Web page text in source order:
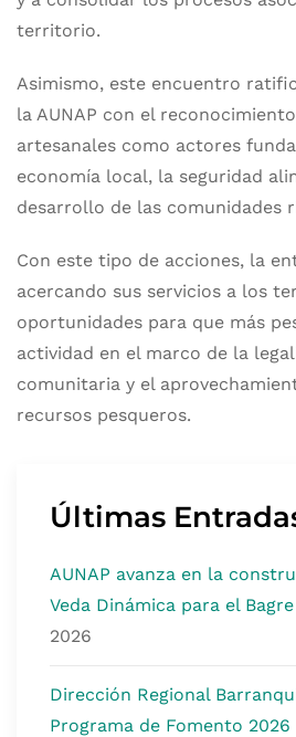
territorio.
Asimismo, este encuentro
la AUNAP con el
artesanales como actores
economía local, la seguridad
desarrollo de las comunidades
Con este tipo de acciones, la
acercando sus servicios a los
oportunidades para que más
actividad en el marco de la
comunitaria y el
recursos pesqueros.
Últimas
AUNAP avanza en la
Veda Dinámica para el
2026
Dirección Regional
Programa de Fomento